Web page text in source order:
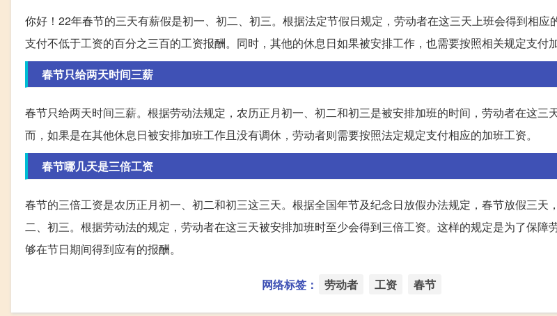
你好！22年春节的三天有薪假是初一、初二、初三。根据法定节假日规定，劳动者在这三天上班会得到相应
支付不低于工资的百分之三百的工资报酬。同时，其他的休息日如果被安排工作，也需要按照相关规定支付加
春节只给两天时间三薪
春节只给两天时间三薪。根据劳动法规定，农历正月初一、初二和初三是被安排加班的时间，劳动者在这三
而，如果是在其他休息日被安排加班工作且没有调休，劳动者则需要按照法定规定支付相应的加班工资。
春节哪几天是三倍工资
春节的三倍工资是农历正月初一、初二和初三这三天。根据全国年节及纪念日放假办法规定，春节放假三天
二、初三。根据劳动法的规定，劳动者在这三天被安排加班时至少会得到三倍工资。这样的规定是为了保障
够在节日期间得到应有的报酬。
网络标签： 劳动者 工资 春节